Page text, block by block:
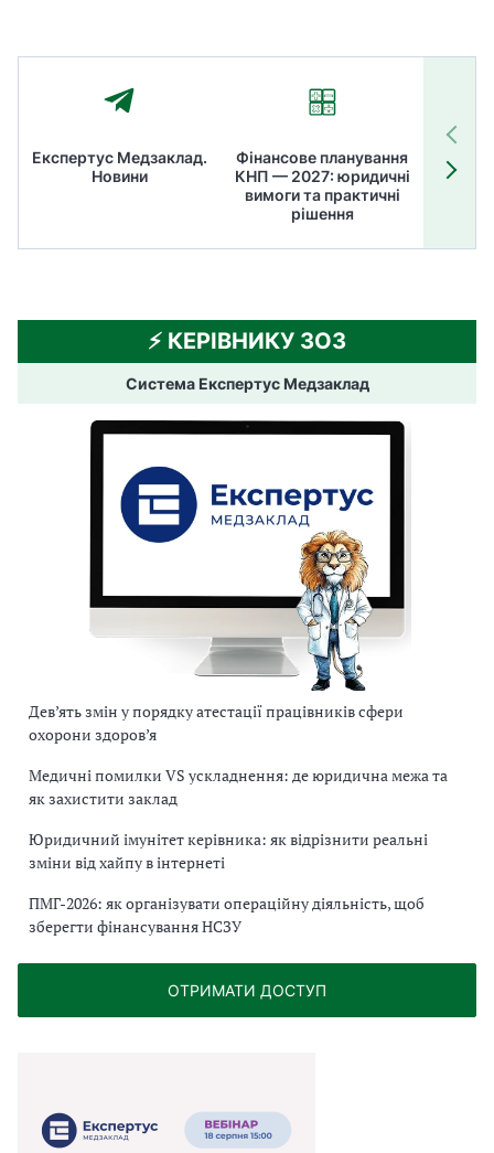
Експертус Медзаклад.
Новини
Фінансове планування
КНП — 2027: юридичні
вимоги та практичні
рішення
⚡️ КЕРІВНИКУ ЗОЗ
Система Експертус Медзаклад
Дев’ять змін у порядку атестації працівників сфери
охорони здоров’я
Медичні помилки VS ускладнення: де юридична межа та
як захистити заклад
Юридичний імунітет керівника: як відрізнити реальні
зміни від хайпу в інтернеті
ПМГ-2026: як організувати операційну діяльність, щоб
зберегти фінансування НСЗУ
ОТРИМАТИ ДОСТУП